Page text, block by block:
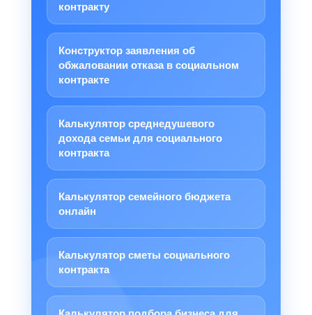
контракту
Конструктор заявления об
обжаловании отказа в социальном
контракте
Калькулятор среднедушевого
дохода семьи для социального
контракта
Калькулятор семейного бюджета
онлайн
Калькулятор сметы социального
контракта